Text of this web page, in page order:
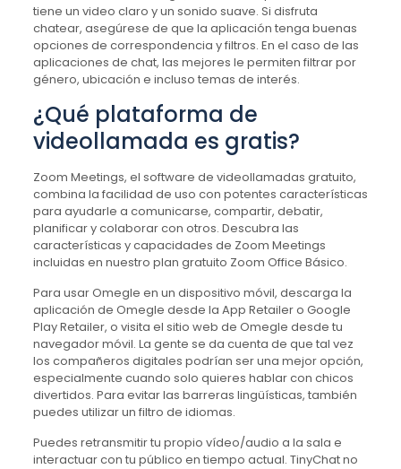
tiene un video claro y un sonido suave. Si disfruta
chatear, asegúrese de que la aplicación tenga buenas
opciones de correspondencia y filtros. En el caso de las
aplicaciones de chat, las mejores le permiten filtrar por
género, ubicación e incluso temas de interés.
¿Qué plataforma de
videollamada es gratis?
Zoom Meetings, el software de videollamadas gratuito,
combina la facilidad de uso con potentes características
para ayudarle a comunicarse, compartir, debatir,
planificar y colaborar con otros. Descubra las
características y capacidades de Zoom Meetings
incluidas en nuestro plan gratuito Zoom Office Básico.
Para usar Omegle en un dispositivo móvil, descarga la
aplicación de Omegle desde la App Retailer o Google
Play Retailer, o visita el sitio web de Omegle desde tu
navegador móvil. La gente se da cuenta de que tal vez
los compañeros digitales podrían ser una mejor opción,
especialmente cuando solo quieres hablar con chicos
divertidos. Para evitar las barreras lingüísticas, también
puedes utilizar un filtro de idiomas.
Puedes retransmitir tu propio vídeo/audio a la sala e
interactuar con tu público en tiempo actual. TinyChat no